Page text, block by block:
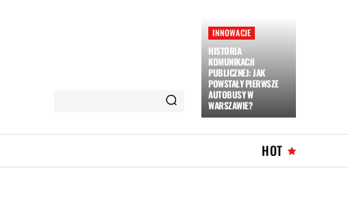
INNOWACJE
HISTORIA
KOMUNIKACJI
PUBLICZNEJ: JAK
POWSTAŁY PIERWSZE
AUTOBUSY W
WARSZAWIE?
HOT